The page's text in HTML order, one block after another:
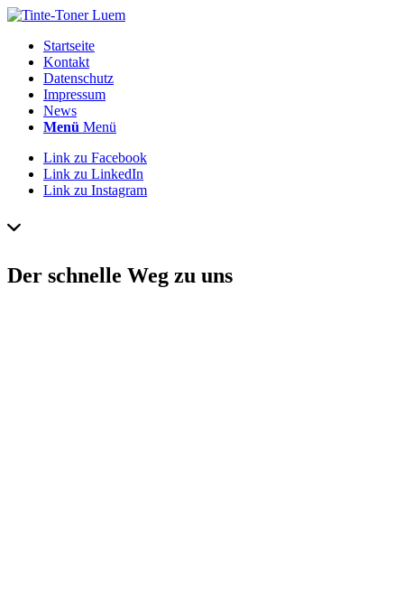
Startseite
Kontakt
Datenschutz
Impressum
News
Menü Menü
Link zu Facebook
Link zu LinkedIn
Link zu Instagram
Der schnelle Weg zu uns